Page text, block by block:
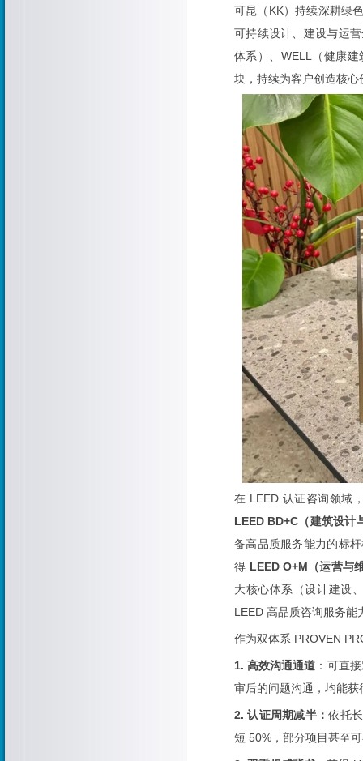
可昆（KK）持续深耕绿
可持续设计、建设与运
体系）、WELL（健康
块，持续为客户创造核心
在 LEED 认证咨询领域
LEED BD+C （建筑设
备高品质服务能力的标
得 LEED O+M （运营与
大核心体系（设计建设
LEED 高品质咨询服务能
作为双体系 PROVEN
1. 高效沟通通道 ：可直
审后的问题沟通，均能
2. 认证周期减半：依托
短 50%，部分项目甚至